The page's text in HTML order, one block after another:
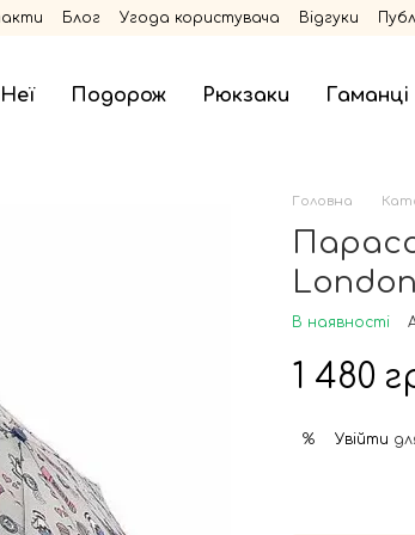
Блог Угода користувача Відгуки
Подорож Рюкзаки Гаманці
Головна
В наявності
1 480
% Увійти